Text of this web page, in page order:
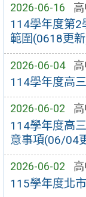
2026-06-16
114學年度第2
範圍(0618更
2026-06-04
114學年度高
2026-06-02
114學年度高
意事項(06/04
2026-06-02
115學年度北